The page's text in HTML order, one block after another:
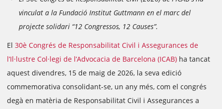
vinculat a la Fundació Institut Guttmann en el marc del
projecte solidari “12 Congressos, 12 Causes”.
El 30è Congrés de Responsabilitat Civil i Assegurances de
l’Il·lustre Col·legi de l’Advocacia de Barcelona (ICAB) ha tancat
aquest divendres, 15 de maig de 2026, la seva edició
commemorativa consolidant-se, un any més, com el congrés
degà en matèria de Responsabilitat Civil i Assegurances a